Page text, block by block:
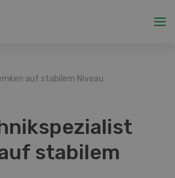
auf stabilem Niveau
stabilem